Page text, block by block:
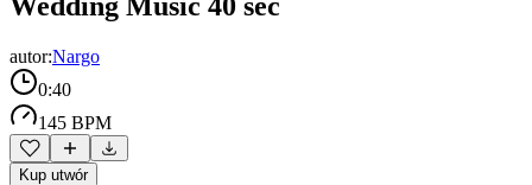
autor:Nargo
0:40
145 BPM
Kup utwór